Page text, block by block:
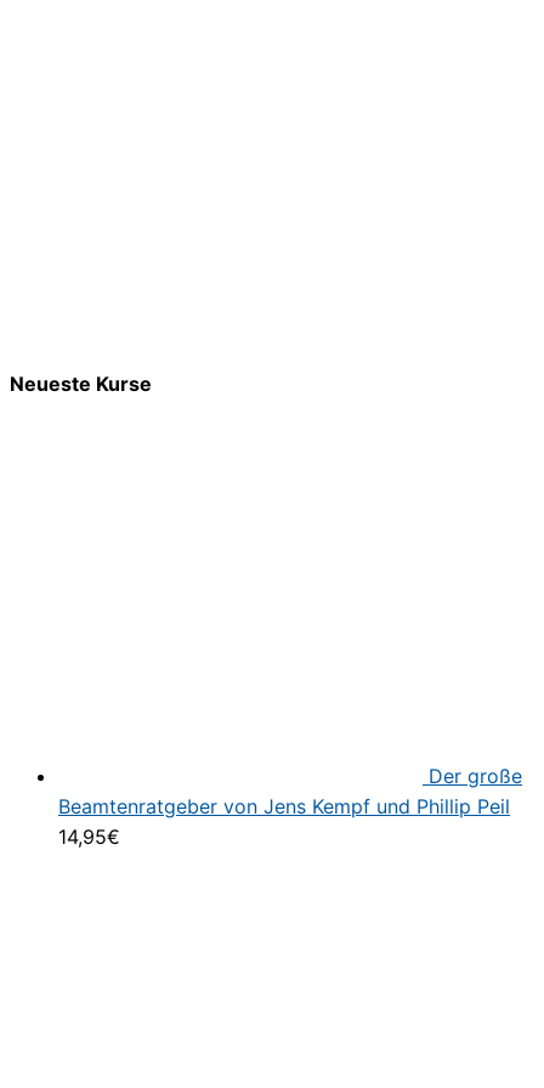
Neueste Kurse
Der große
Beamtenratgeber von Jens Kempf und Phillip Peil
14,95€